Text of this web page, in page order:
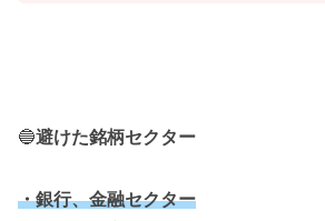
🔵避けた銘柄セクター
・銀行、金融セクター